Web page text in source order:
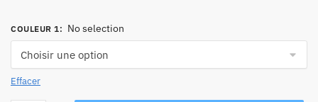
COULEUR 1: No selection
Effacer